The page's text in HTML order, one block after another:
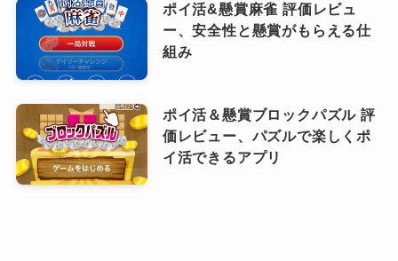
ポイ活&懸賞麻雀 評価レビュ
ー、安全性と懸賞がもらえる仕
組み
ポイ活＆懸賞ブロックパズル 評
価レビュー、パズルで楽しくポ
イ活できるアプリ